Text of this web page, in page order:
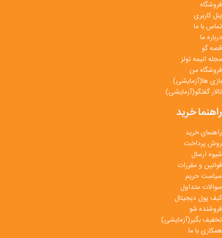
فروشگاه
پنل کاربری
تماس با ما
درباره ما
قصه گو
مجله انیمه تولز
فروشگاه من
بازی ها(آزمایشی)
تالار گفتگو(آزمایشی)
راهنما خرید
راهنمای خرید
روش پرداخت
شیوه ارسال
قوانین و مقررات
سیاست حریم
سوالات متداول
کیف پول دیجیتال
فروشنده شو
تخفیف بگیر(آزمایشی)
همکاری با ما